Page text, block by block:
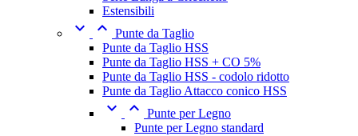
Estensibili
  Punte da Taglio
Punte da Taglio HSS
Punte da Taglio HSS + CO 5%
Punte da Taglio HSS - codolo ridotto
Punte da Taglio Attacco conico HSS
  Punte per Legno
Punte per Legno standard